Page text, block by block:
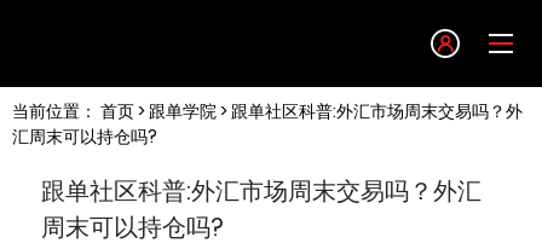
English
简体中文
当前位置： 首页> 跟单学院> 跟单社区科普:外汇市场周末交易吗？外
汇周末可以持仓吗?
跟单社区科普:外汇市场周末交易吗？外汇
周末可以持仓吗?